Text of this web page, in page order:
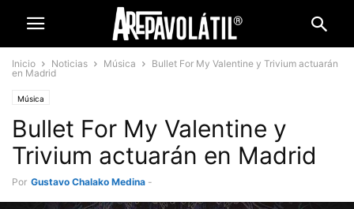
Inicio Noticias Música
Bullet For My Valentine y Trivium actuarán
en Madrid
Música
Bullet For My Valentine y
Trivium actuarán en Madrid
Por Gustavo Chalako Medina -